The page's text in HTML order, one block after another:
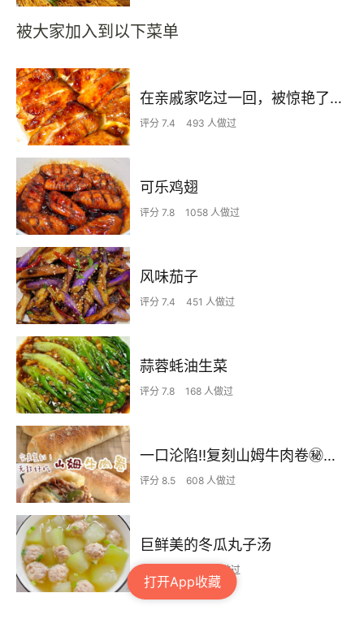
打开App收藏
被大家加入到以下菜单
在亲戚家吃过一回，被惊艳了…
评分 7.4 493 人做过
可乐鸡翅
评分 7.8 1058 人做过
风味茄子
评分 7.4 451 人做过
蒜蓉蚝油生菜
评分 7.8 168 人做过
一口沦陷‼️复刻山姆牛肉卷㊙️皮薄馅足爆好吃
评分 8.5 608 人做过
巨鲜美的冬瓜丸子汤
1768 人做过